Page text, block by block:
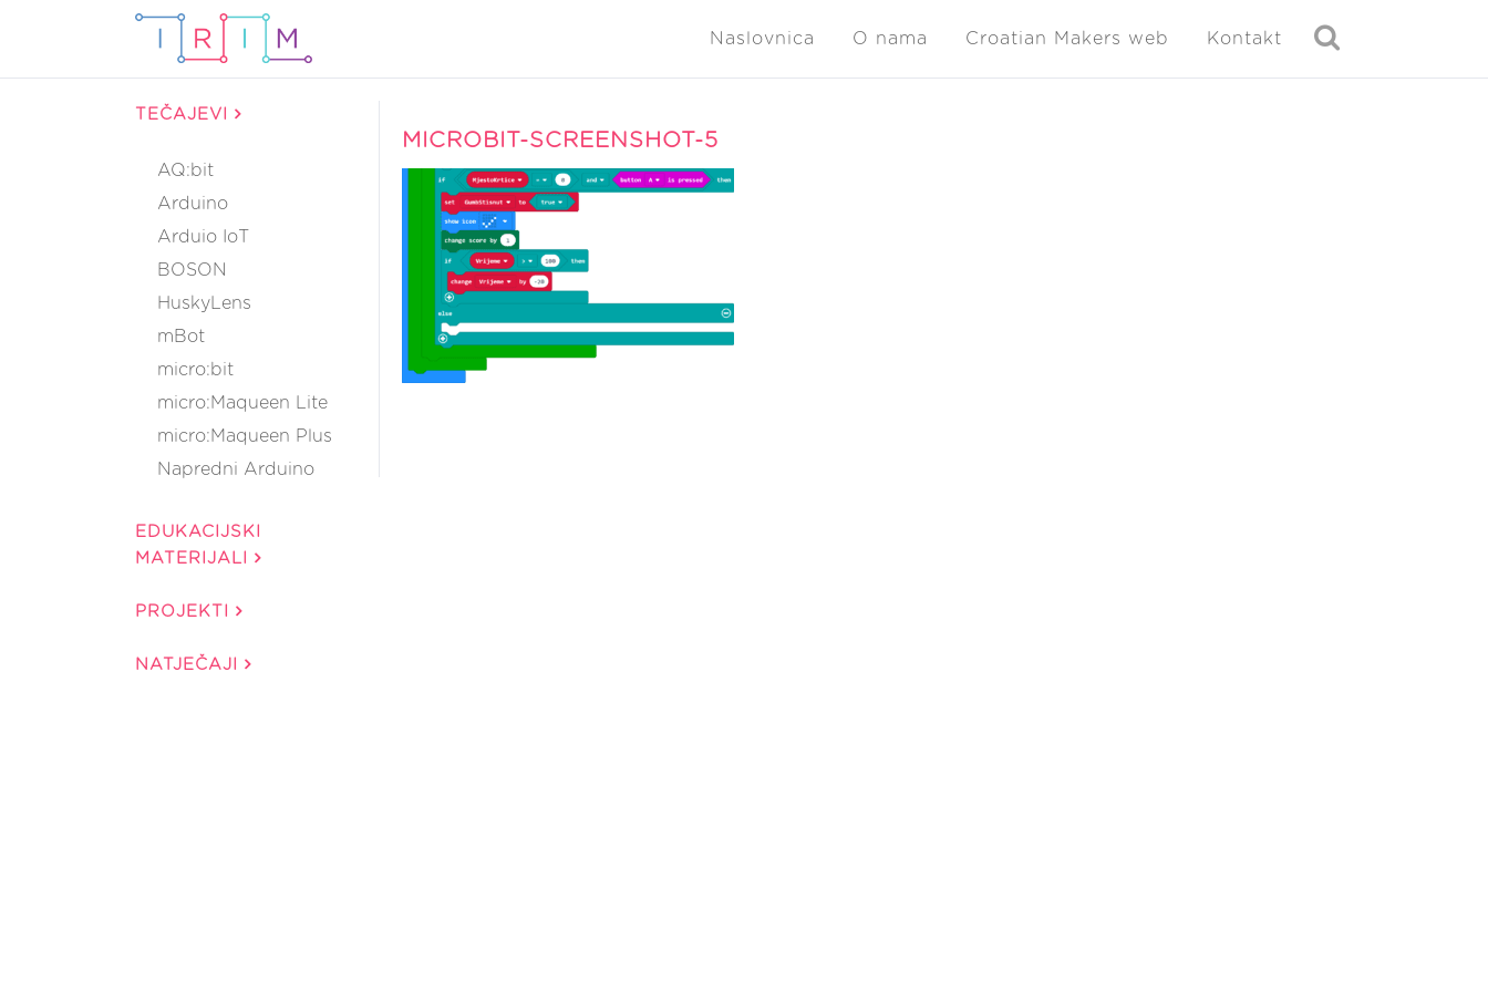
Naslovnica O nama Croatian Makers web Kontakt
TEČAJEVI
AQ:bit
Arduino
Arduio IoT
BOSON
HuskyLens
mBot
micro:bit
micro:Maqueen Lite
micro:Maqueen Plus
Napredni Arduino
EDUKACIJSKI
MATERIJALI
PROJEKTI
NATJEČAJI
MICROBIT-SCREENSHOT-5